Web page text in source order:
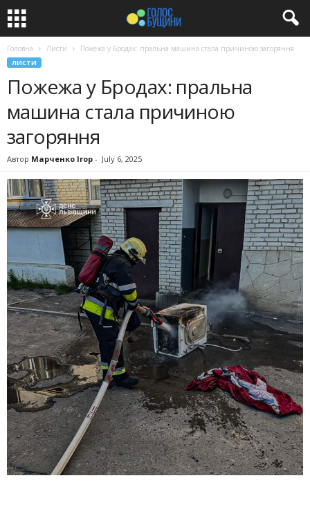
Головна Листи Пожежа у Бродах: пральна машина стала причиною загоряння
ЛИСТИ
Пожежа у Бродах: пральна
машина стала причиною
загоряння
Автор Марченко Ігор - July 6, 2025